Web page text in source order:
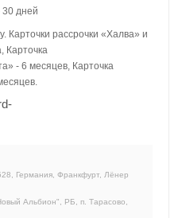
30 дней
Карточки рассрочки «Халва» и
Карточка
- 6 месяцев, Карточка
Германия, Франкфурт, Лёнер
Альбион", РБ, п. Тарасово,